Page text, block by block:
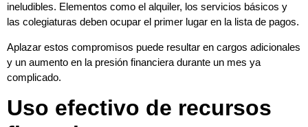
ineludibles. Elementos como el alquiler, los servicios básicos y
las colegiaturas deben ocupar el primer lugar en la lista de pagos.
Aplazar estos compromisos puede resultar en cargos adicionales
y un aumento en la presión financiera durante un mes ya
complicado.
Uso efectivo de recursos